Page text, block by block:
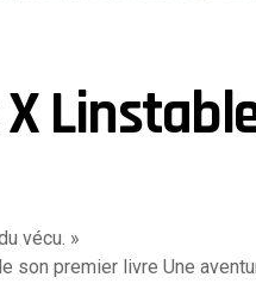
vécu. »
son premier livre Une